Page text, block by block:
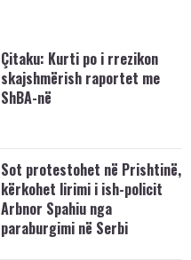
Çitaku: Kurti po i rrezikon
skajshmërish raportet me
ShBA-në
Sot protestohet në Prishtinë,
kërkohet lirimi i ish-policit
Arbnor Spahiu nga
paraburgimi në Serbi